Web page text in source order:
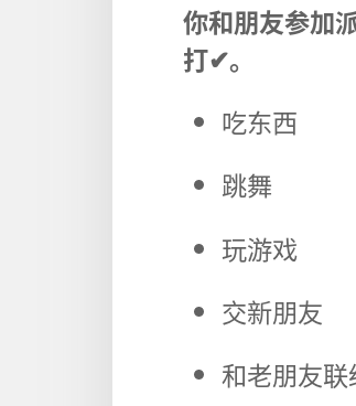
你和朋友参加
打✔。
吃东西
跳舞
玩游戏
交新朋友
和老朋友